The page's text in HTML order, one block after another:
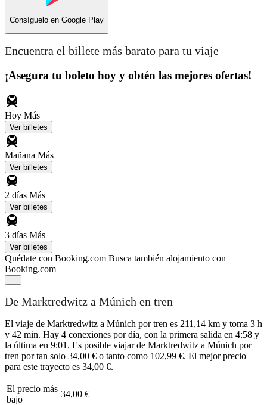
Consíguelo en Google Play
Encuentra el billete más barato para tu viaje
¡Asegura tu boleto hoy y obtén las mejores ofertas!
Hoy Más
Ver billetes
Mañana Más
Ver billetes
2 días Más
Ver billetes
3 días Más
Ver billetes
Quédate con Booking.com Busca también alojamiento con
Booking.com
De Marktredwitz a Múnich en tren
El viaje de Marktredwitz a Múnich por tren es 211,14 km y toma 3 h
y 42 min. Hay 4 conexiones por día, con la primera salida en 4:58 y
la última en 9:01. Es posible viajar de Marktredwitz a Múnich por
tren por tan solo 34,00 € o tanto como 102,99 €. El mejor precio
para este trayecto es 34,00 €.
El precio más
bajo
34,00 €